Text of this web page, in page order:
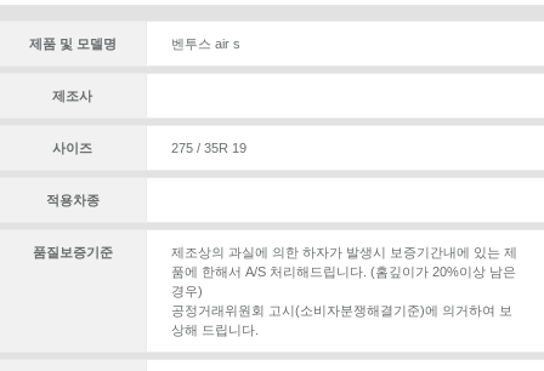
제품 및 모델명 벤투스 air s
제조사
사이즈 275 / 35R 19
적용차종
품질보증기준
제조상의 과실에 의한 하자가 발생시 보증기간내에 있는 제
품에 한해서 A/S 처리해드립니다. (홈깊이가 20%이상 남은
경우)
공정거래위원회 고시(소비자분쟁해결기준)에 의거하여 보
상해 드립니다.